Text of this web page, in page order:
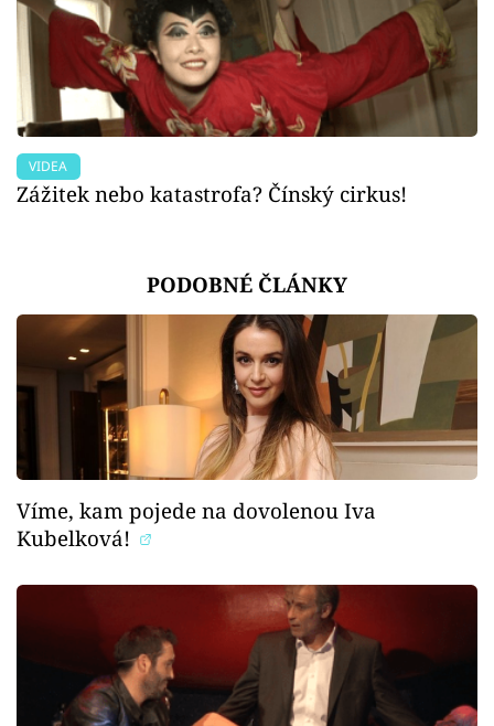
VIDEA
Zážitek nebo katastrofa? Čínský cirkus!
PODOBNÉ ČLÁNKY
Víme, kam pojede na dovolenou Iva
Kubelková!